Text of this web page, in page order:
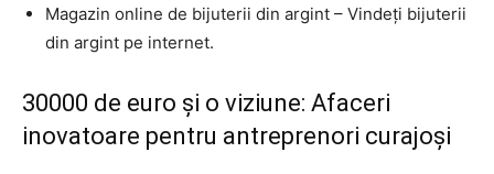
Magazin online de bijuterii din argint – Vindeți bijuterii
din argint pe internet.
30000 de euro și o viziune: Afaceri
inovatoare pentru antreprenori curajoși